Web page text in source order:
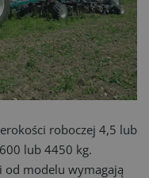
roboczej 4,5 lub
lub 4450 kg.
od modelu wymagają